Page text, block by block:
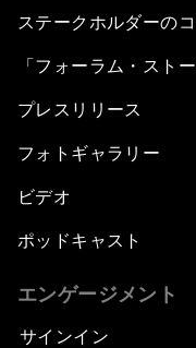
ステークホルダーの
「フォーラム・ストー
プレスリリース
フォトギャラリー
ビデオ
ポッドキャスト
エンゲージメント
サインイン